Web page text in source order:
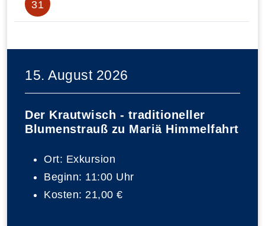
31
15. August 2026
Der Krautwisch - traditioneller
Blumenstrauß zu Mariä Himmelfahrt
Ort: Exkursion
Beginn: 11:00 Uhr
Kosten: 21,00 €